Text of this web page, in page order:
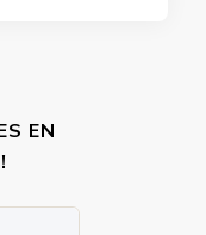
EN